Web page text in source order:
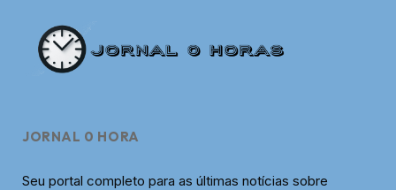
JORNAL 0 HORA
Seu portal completo para as últimas notícias sobre